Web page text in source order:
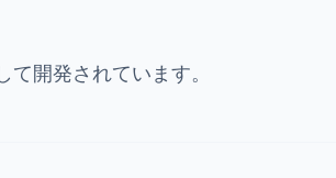
開発されています。